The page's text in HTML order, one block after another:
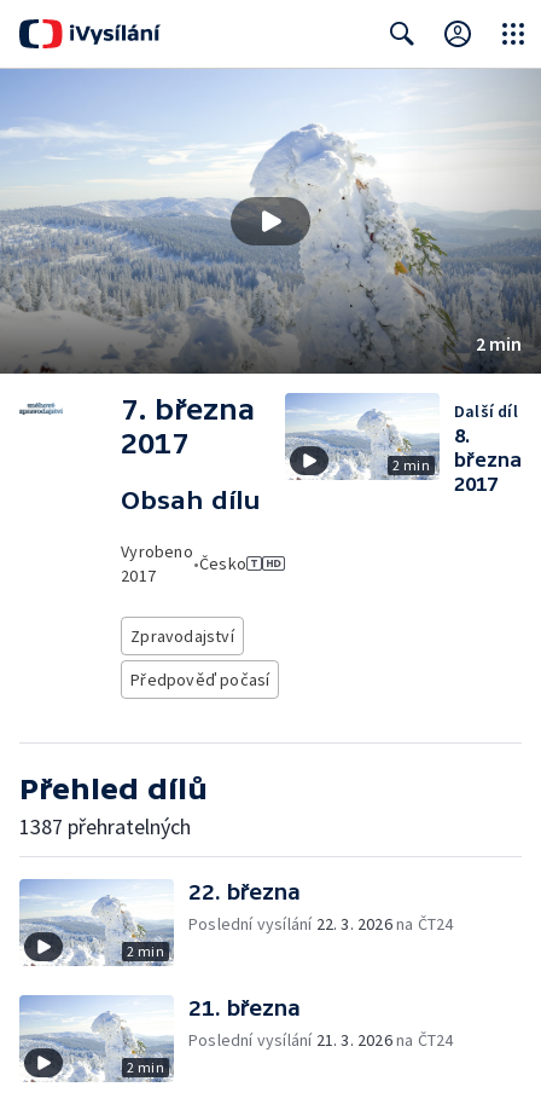
2 min
7. března
2017
Obsah dílu
Vyrobeno
2017
•Česko
Zpravodajství
Předpověď počasí
2 min
Další díl
8.
března
2017
Přehled dílů
1387 přehratelných
2 min
22. března
Poslední vysílání 22. 3. 2026na ČT24
2 min
21. března
Poslední vysílání 21. 3. 2026na ČT24